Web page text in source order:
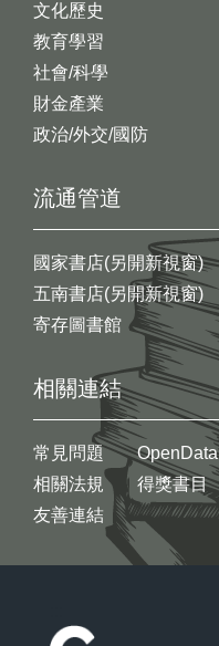
文化歷史
教育學習
社會/科學
財金產業
政治/外交/國防
流通管道
國家書店(另開新視窗)
五南書店(另開新視窗)
寄存圖書館
相關連結
常見問題
相關法規
友善連結
OpenData
得獎書目